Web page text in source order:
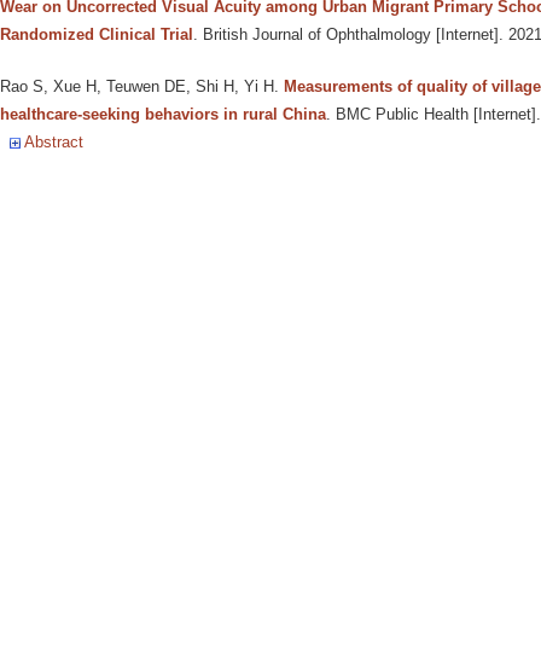
Wear on Uncorrected Visual Acuity among Urban Migrant Primary
Randomized Clinical Trial . British Journal of Ophthalmology [Internet].
Rao S, Xue H, Teuwen DE, Shi H, Yi H Measurements of quality of
healthcare-seeking behaviors in rural China . BMC Public Health
Abstract